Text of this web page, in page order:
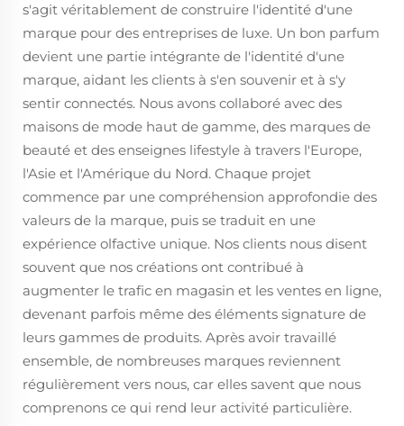
s'agit véritablement de construire l'identité d'une
marque pour des entreprises de luxe. Un bon parfum
devient une partie intégrante de l'identité d'une
marque, aidant les clients à s'en souvenir et à s'y
sentir connectés. Nous avons collaboré avec des
maisons de mode haut de gamme, des marques de
beauté et des enseignes lifestyle à travers l'Europe,
l'Asie et l'Amérique du Nord. Chaque projet
commence par une compréhension approfondie des
valeurs de la marque, puis se traduit en une
expérience olfactive unique. Nos clients nous disent
souvent que nos créations ont contribué à
augmenter le trafic en magasin et les ventes en ligne,
devenant parfois même des éléments signature de
leurs gammes de produits. Après avoir travaillé
ensemble, de nombreuses marques reviennent
régulièrement vers nous, car elles savent que nous
comprenons ce qui rend leur activité particulière.